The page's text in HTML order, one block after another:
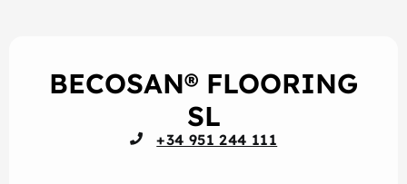
BECOSAN® FLOORING
SL
+34 951 244 111